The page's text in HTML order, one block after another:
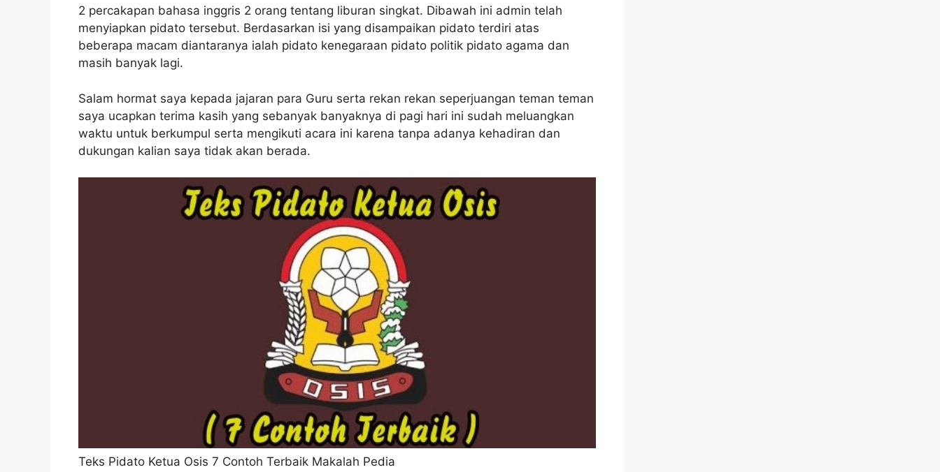
2 percakapan bahasa inggris 2 orang tentang liburan singkat. Dibawah ini admin telah
menyiapkan pidato tersebut. Berdasarkan isi yang disampaikan pidato terdiri atas
beberapa macam diantaranya ialah pidato kenegaraan pidato politik pidato agama dan
masih banyak lagi.
Salam hormat saya kepada jajaran para Guru serta rekan rekan seperjuangan teman teman
saya ucapkan terima kasih yang sebanyak banyaknya di pagi hari ini sudah meluangkan
waktu untuk berkumpul serta mengikuti acara ini karena tanpa adanya kehadiran dan
dukungan kalian saya tidak akan berada.
Teks Pidato Ketua Osis 7 Contoh Terbaik Makalah Pedia